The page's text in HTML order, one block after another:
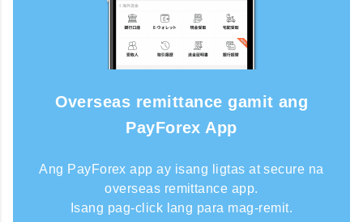
Overseas remittance gamit ang
PayForex App
Ang PayForex app ay isang ligtas at secure na
overseas remittance app.
Isang pag-click lang para mag-remit.